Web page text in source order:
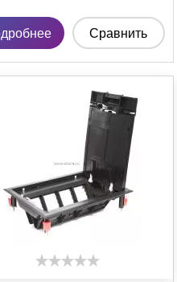
Сравнить